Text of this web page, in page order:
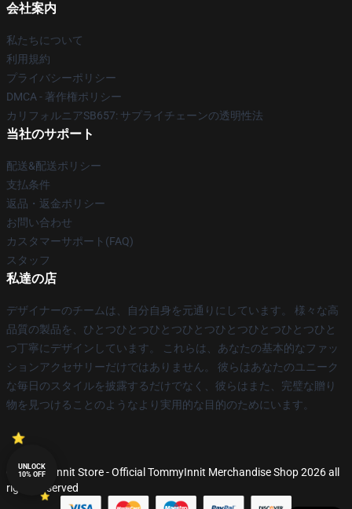
会社案内
私たちについて
利用規約
プライバシーポリシー
DMCA - 著作権ポリシー
カリフォルニアSB657: サプライチェーンの透明性法
当社のサポート
配送&配送ポリシー
支払条件
返品・返金ポリシー
お問い合わせ
カスタマーサポート(FAQ)
スタッフ
私達の店
デザイナーのチームは、自分自身を元通りにしています。 様々な高
品質の製品を、ひとつひとつひとつひとつひとつひとつひとつひと
つ丁寧にデザインしています。 これらは、あなたの基本的なファッ
ションアクセサリーだけではありません。 彼らはあなたのユニーク
な毎日のスタイルを披露するだけでなく、彼らはまた、完璧な贈り
物を見つけることのようなより実用的な目的のためにいます。
© TommyInnit Store - Official TommyInnit Merchandise Shop 2026 all
rights reserved
UNLOCK
10% OFF